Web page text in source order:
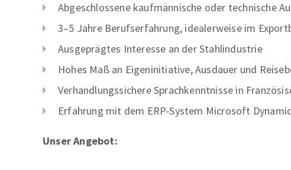
Abgeschlossene kaufmännische oder technische
3–5 Jahre Berufserfahrung, idealerweise im
Ausgeprägtes Interesse an der Stahlindustrie
Hohes Maß an Eigeninitiative, Ausdauer und
Verhandlungssichere Sprachkenntnisse in
Erfahrung mit dem ERP-System Microsoft
Unser Angebot: